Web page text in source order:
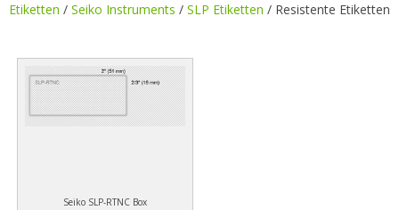
Etiketten / Seiko Instruments / SLP Etiketten / Resistente Etiketten
Seiko SLP-RTNC Box